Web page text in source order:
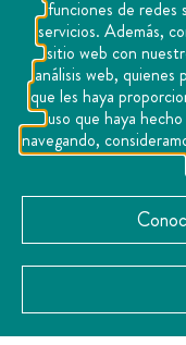
funciones de redes
servicios. Además,
sitio web con
análisis web, quienes
que les haya
uso que haya
navegando,